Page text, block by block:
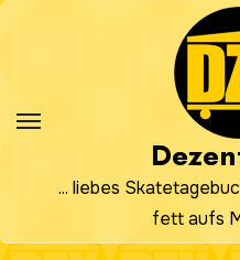
... liebes
fett aufs